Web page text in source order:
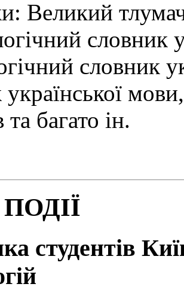
Великий
словник
словник
та багато ін.
студентів